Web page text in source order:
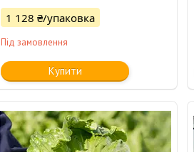
1 128 ₴/упаковка
Під замовлення
Купити